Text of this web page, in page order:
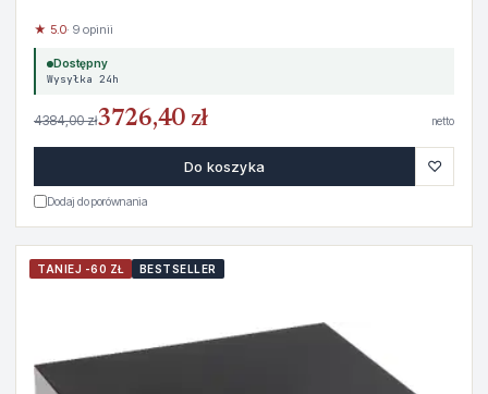
★ 5.0· 9 opinii
Dostępny
Wysyłka 24h
4384,00 zł3726,40 zł netto
Do koszyka ♡
Dodaj do porównania
TANIEJ -60 ZŁ BESTSELLER